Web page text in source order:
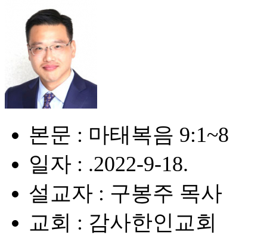
본문 : 마태복음 9:1~8
일자 : .2022-9-18.
설교자 : 구봉주 목사
교회 : 감사한인교회